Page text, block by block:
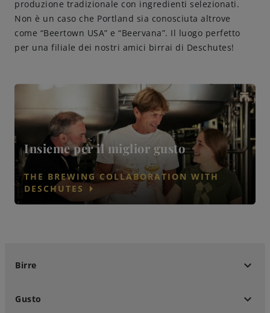
produzione tradizionale con ingredienti selezionati.
Non è un caso che Portland sia conosciuta altrove
come “Beertown USA” e “Beervana”. Il luogo perfetto
per una filiale dei nostri amici birrai di Deschutes!
Insieme per il miglior gusto
THE BREWING COLLABORATION WITH
DESCHUTES
arrow_right
Birre keyboard_arrow_down
Gusto keyboard_arrow_down